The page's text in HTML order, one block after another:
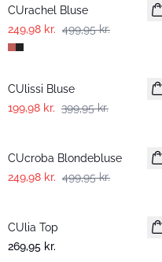
CUrachel Bluse
249,98 kr. 499,95 kr.
CUlissi Bluse
199,98 kr. 399,95 kr.
CUcroba Blondebluse
249,98 kr. 499,95 kr.
CUlia Top
269,95 kr.